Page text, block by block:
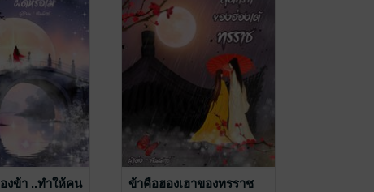
งข้า ..ทำให้คน
ข้าคือฮองเฮาของทรราช